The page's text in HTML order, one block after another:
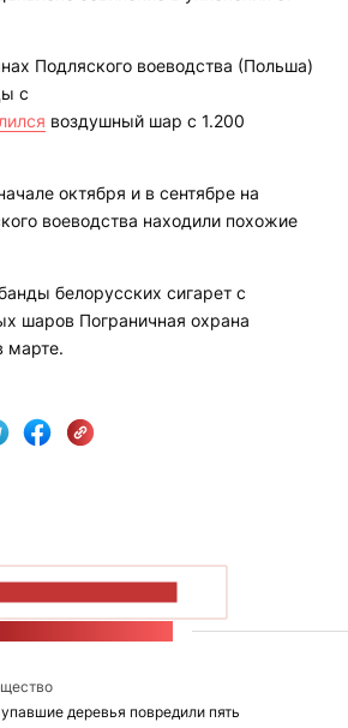
Подляского воеводства (Польша)
с
воздушный шар с 1.200
октября и в сентябре на
воеводства находили похожие
белорусских сигарет с
шаров Пограничная охрана
марте.
деревья повредили пять